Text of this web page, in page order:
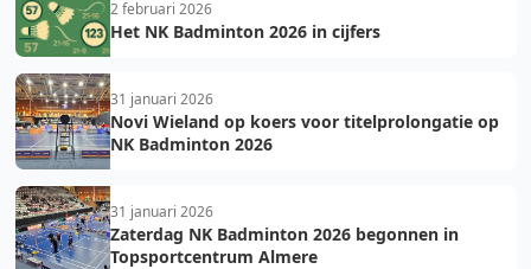
2 februari 2026
Het NK Badminton 2026 in cijfers
31 januari 2026
Novi Wieland op koers voor titelprolongatie op
NK Badminton 2026
31 januari 2026
Zaterdag NK Badminton 2026 begonnen in
Topsportcentrum Almere